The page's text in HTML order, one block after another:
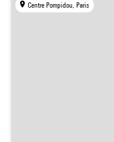
Centre Pompidou, Paris